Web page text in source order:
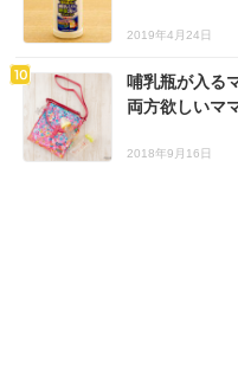
2019年4月24日
哺乳瓶が入る
両方欲しいマ
2018年9月16日